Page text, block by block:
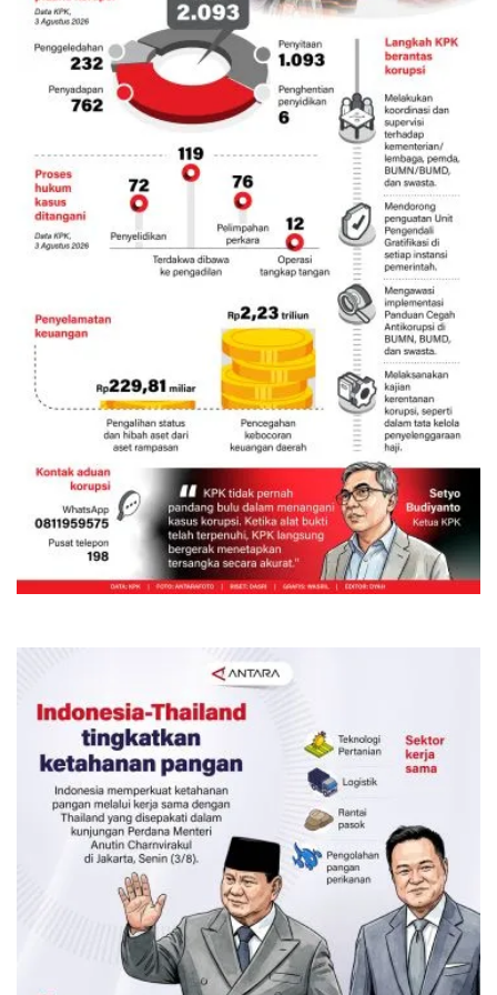
Kinerja KPK semester I-2026
Kemarin 06:00